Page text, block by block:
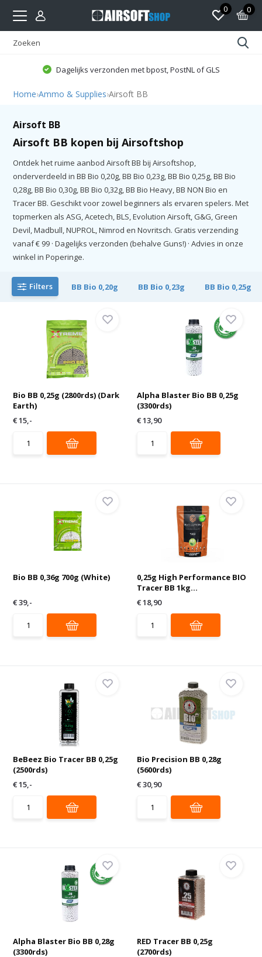
0 0
Dagelijks verzonden met bpost, PostNL of GLS
Home›Ammo & Supplies›Airsoft BB
Airsoft BB
Airsoft BB kopen bij Airsoftshop
Ontdek het ruime aanbod Airsoft BB bij Airsoftshop,
onderverdeeld in BB Bio 0,20g, BB Bio 0,23g, BB Bio 0,25g, BB Bio
0,28g, BB Bio 0,30g, BB Bio 0,32g, BB Bio Heavy, BB NON Bio en
Tracer BB. Geschikt voor zowel beginners als ervaren spelers. Met
topmerken als ASG, Acetech, BLS, Evolution Airsoft, G&G, Green
Devil, Madbull, NUPROL, Nimrod en Novritsch. Gratis verzending
vanaf € 99 · Dagelijks verzonden (behalve Guns!) · Advies in onze
winkel in Poperinge.
Filters BB Bio 0,20g BB Bio 0,23g BB Bio 0,25g
Bio BB 0,25g (2800rds) (Dark
Earth)
€ 15,-
Alpha Blaster Bio BB 0,25g
(3300rds)
€ 13,90
Bio BB 0,36g 700g (White)
€ 39,-
0,25g High Performance BIO
Tracer BB 1kg...
€ 18,90
BeBeez Bio Tracer BB 0,25g
(2500rds)
€ 15,-
Bio Precision BB 0,28g
(5600rds)
€ 30,90
Alpha Blaster Bio BB 0,28g
(3300rds)
RED Tracer BB 0,25g
(2700rds)